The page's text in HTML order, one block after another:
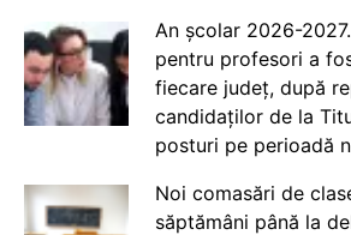
An școlar 2026-
pentru profesori a
fiecare județ, după
candidaților de la
posturi pe perioadă
Noi comasări de
săptămâni până la